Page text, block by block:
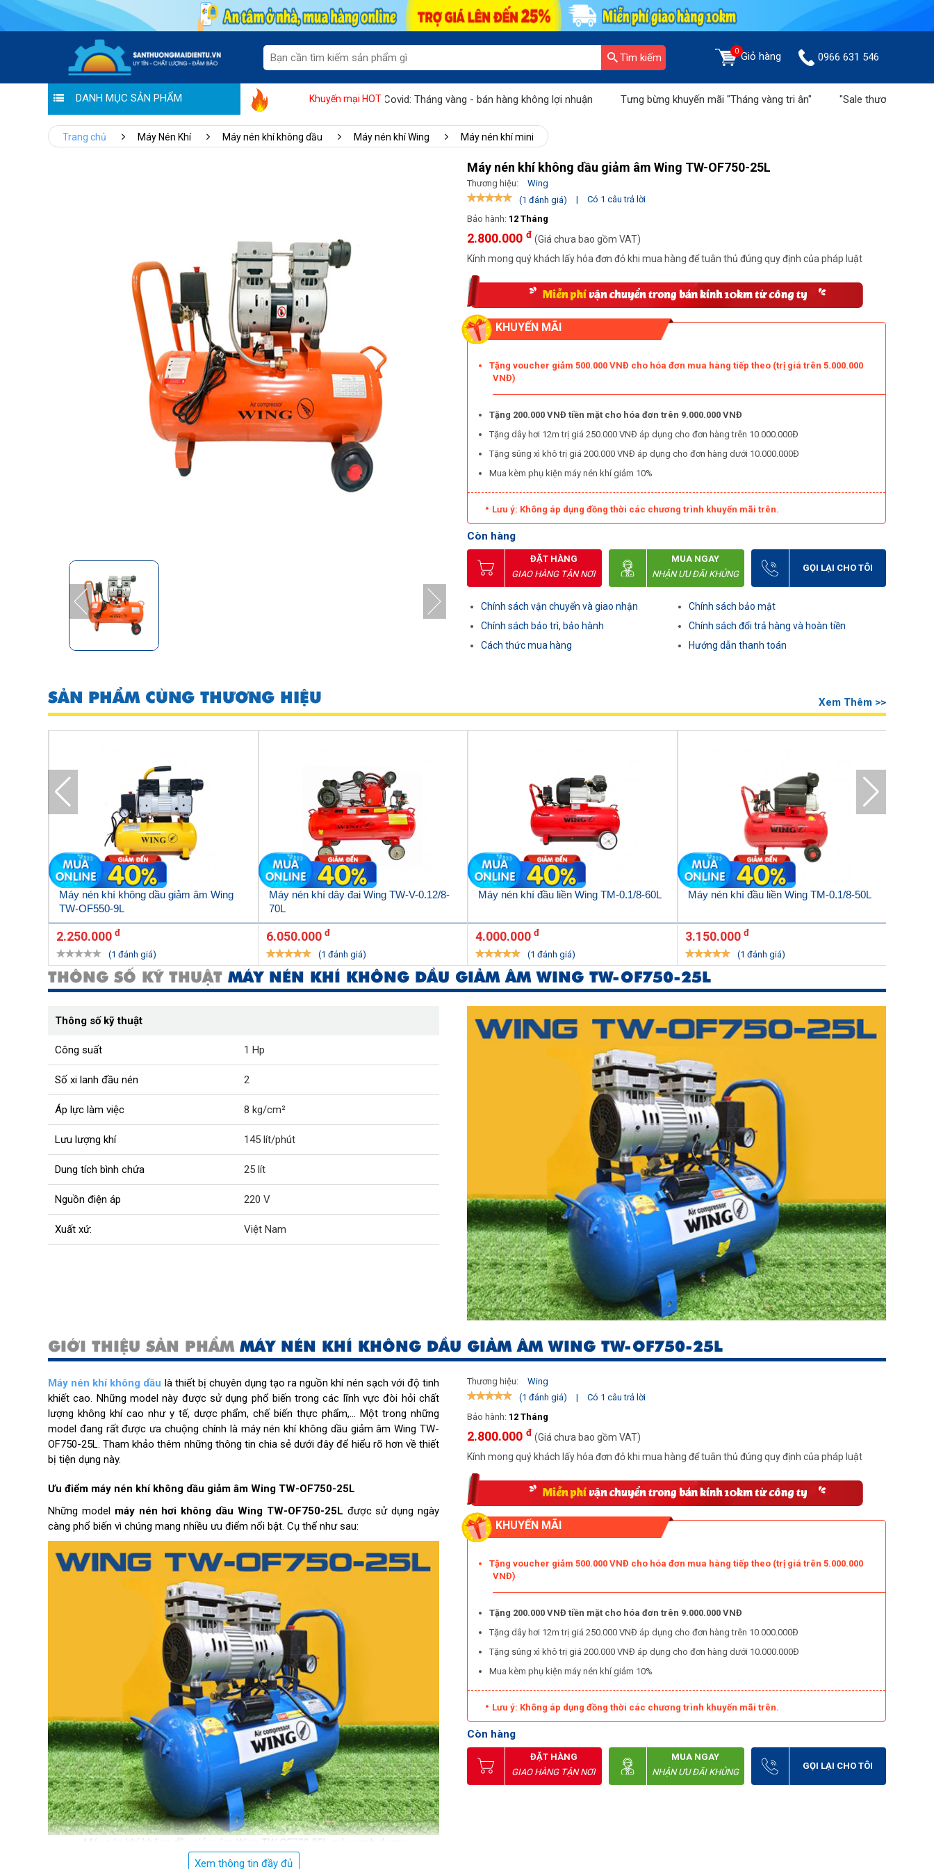
Tìm kiếm 0 Giỏ hàng 0966 631 546
DANH MỤC SẢN PHẨM Khuyến mại HOT
Hoàng Liên chung tay đẩy lùi Covid: Tháng vàng - bán hàng không lợi nhuận Tưng bừng khuyến mãi "Tháng vàng tri ân" "Sale thương hiệu - Ưu đãi tiền
Trang chủ Máy Nén Khí Máy nén khí không dầu Máy nén khí Wing Máy nén khí mini
Máy nén khí không dầu giảm âm Wing TW-OF750-25L
Thương hiệu:
Wing
(1 đánh giá)
|
Có 1 câu trả lời
Bảo hành: 12 Tháng
2.800.000 đ (Giá chưa bao gồm VAT)
Kính mong quý khách lấy hóa đơn đỏ khi mua hàng để tuân thủ đúng quy định của pháp luật
KHUYẾN MÃI
Tặng voucher giảm 500.000 VNĐ cho hóa đơn mua hàng tiếp theo (trị giá trên 5.000.000
VNĐ)
Tặng 200.000 VNĐ tiền mặt cho hóa đơn trên 9.000.000 VNĐ
Tặng dây hơi 12m trị giá 250.000 VNĐ áp dụng cho đơn hàng trên 10.000.000Đ
Tặng súng xì khô trị giá 200.000 VNĐ áp dụng cho đơn hàng dưới 10.000.000Đ
Mua kèm phụ kiện máy nén khí giảm 10%
Lưu ý: Không áp dụng đồng thời các chương trình khuyến mãi trên.
Còn hàng
ĐẶT HÀNG
GIAO HÀNG TẬN NƠI
MUA NGAY
NHẬN ƯU ĐÃI KHỦNG
GỌI LẠI CHO TÔI
Chính sách vận chuyển và giao nhận
Chính sách bảo trì, bảo hành
Cách thức mua hàng
Chính sách bảo mật
Chính sách đổi trả hàng và hoàn tiền
Hướng dẫn thanh toán
SẢN PHẨM CÙNG THƯƠNG HIỆU Xem Thêm >>
Máy nén khí không dầu giảm âm Wing
TW-OF550-9L
2.250.000 đ
(1 đánh giá)
Máy nén khí dây đai Wing TW-V-0.12/8-
70L
6.050.000 đ
(1 đánh giá)
Máy nén khí đầu liền Wing TM-0.1/8-60L
4.000.000 đ
(1 đánh giá)
Máy nén khí đầu liền Wing TM-0.1/8-50L
3.150.000 đ
(1 đánh giá)
THÔNG SỐ KỸ THUẬT MÁY NÉN KHÍ KHÔNG DẦU GIẢM ÂM WING TW-OF750-25L
Thông số kỹ thuật
Công suất 1 Hp
Số xi lanh đầu nén 2
Áp lực làm việc 8 kg/cm²
Lưu lượng khí 145 lít/phút
Dung tích bình chứa 25 lít
Nguồn điện áp 220 V
Xuất xứ: Việt Nam
GIỚI THIỆU SẢN PHẨM MÁY NÉN KHÍ KHÔNG DẦU GIẢM ÂM WING TW-OF750-25L
Máy nén khí không dầu là thiết bị chuyên dụng tạo ra nguồn khí nén sạch với độ tinh
khiết cao. Những model này được sử dụng phổ biến trong các lĩnh vực đòi hỏi chất
lượng không khí cao như y tế, dược phẩm, chế biến thực phẩm,... Một trong những
model đang rất được ưa chuộng chính là máy nén khí không dầu giảm âm Wing TW-
OF750-25L. Tham khảo thêm những thông tin chia sẻ dưới đây để hiểu rõ hơn về thiết
bị tiện dụng này.
Ưu điểm máy nén khí không dầu giảm âm Wing TW-OF750-25L
Những model máy nén hơi không dầu Wing TW-OF750-25L được sử dụng ngày
càng phổ biến vì chúng mang nhiều ưu điểm nổi bật. Cụ thể như sau:
Máy nén khí không dầu giảm âm Wing TW-OF750-25L màu xanh dương
Xem thông tin đầy đủ
Thương hiệu:
Wing
(1 đánh giá)
|
Có 1 câu trả lời
Bảo hành: 12 Tháng
2.800.000 đ (Giá chưa bao gồm VAT)
Kính mong quý khách lấy hóa đơn đỏ khi mua hàng để tuân thủ đúng quy định của pháp luật
KHUYẾN MÃI
Tặng voucher giảm 500.000 VNĐ cho hóa đơn mua hàng tiếp theo (trị giá trên 5.000.000
VNĐ)
Tặng 200.000 VNĐ tiền mặt cho hóa đơn trên 9.000.000 VNĐ
Tặng dây hơi 12m trị giá 250.000 VNĐ áp dụng cho đơn hàng trên 10.000.000Đ
Tặng súng xì khô trị giá 200.000 VNĐ áp dụng cho đơn hàng dưới 10.000.000Đ
Mua kèm phụ kiện máy nén khí giảm 10%
Lưu ý: Không áp dụng đồng thời các chương trình khuyến mãi trên.
Còn hàng
ĐẶT HÀNG
GIAO HÀNG TẬN NƠI
MUA NGAY
NHẬN ƯU ĐÃI KHỦNG
GỌI LẠI CHO TÔI